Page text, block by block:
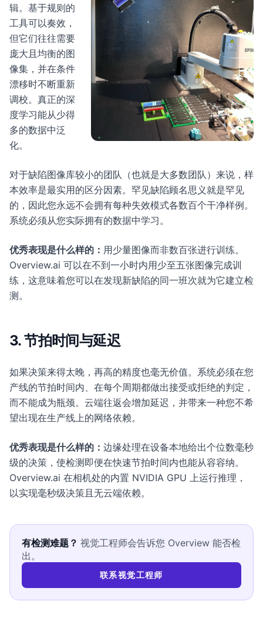
辑。基于规则的
工具可以奏效，
但它们往往需要
庞大且均衡的图
像集，并在条件
漂移时不断重新
调校。真正的深
度学习能从少得
多的数据中泛
化。
对于缺陷图像库较小的团队（也就是大多数团队）来说，样
本效率是最实用的区分因素。罕见缺陷顾名思义就是罕见
的，因此您永远不会拥有每种失效模式各数百个干净样例。
系统必须从您实际拥有的数据中学习。
优秀表现是什么样的： 用少量图像而非数百张进行训练。
Overview.ai 可以在不到一小时内用少至五张图像完成训
练，这意味着您可以在发现新缺陷的同一班次就为它建立检
测。
3. 节拍时间与延迟
如果决策来得太晚，再高的精度也毫无价值。系统必须在您
产线的节拍时间内、在每个周期都做出接受或拒绝的判定，
而不能成为瓶颈。云端往返会增加延迟，并带来一种您不希
望出现在生产线上的网络依赖。
优秀表现是什么样的： 边缘处理在设备本地给出个位数毫秒
级的决策，使检测即便在快速节拍时间内也能从容容纳。
Overview.ai 在相机处的内置 NVIDIA GPU 上运行推理，
以实现毫秒级决策且无云端依赖。
有检测难题？ 视觉工程师会告诉您 Overview 能否检
出。
联系视觉工程师